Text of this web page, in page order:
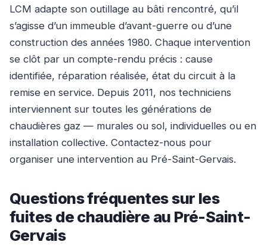
LCM adapte son outillage au bâti rencontré, qu’il
s’agisse d’un immeuble d’avant-guerre ou d’une
construction des années 1980. Chaque intervention
se clôt par un compte-rendu précis : cause
identifiée, réparation réalisée, état du circuit à la
remise en service. Depuis 2011, nos techniciens
interviennent sur toutes les générations de
chaudières gaz — murales ou sol, individuelles ou en
installation collective. Contactez-nous pour
organiser une intervention au Pré-Saint-Gervais.
Questions fréquentes sur les
fuites de chaudière au Pré-Saint-
Gervais